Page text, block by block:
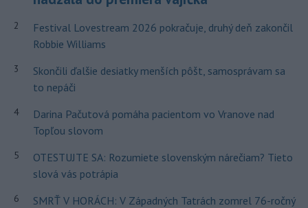
2
Festival Lovestream 2026 pokračuje, druhý deň zakončil
Robbie Williams
3
Skončili ďalšie desiatky menších pôšt, samosprávam sa
to nepáči
4
Darina Pačutová pomáha pacientom vo Vranove nad
Topľou slovom
5
OTESTUJTE SA: Rozumiete slovenským nárečiam? Tieto
slová vás potrápia
6
SMRŤ V HORÁCH: V Západných Tatrách zomrel 76-ročný